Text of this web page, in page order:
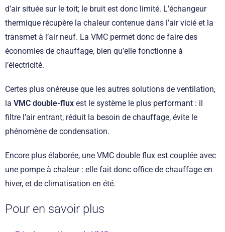
d’air située sur le toit; le bruit est donc limité. L’échangeur
thermique récupère la chaleur contenue dans l’air vicié et la
transmet à l’air neuf. La VMC permet donc de faire des
économies de chauffage, bien qu’elle fonctionne à
l’électricité.
Certes plus onéreuse que les autres solutions de ventilation,
la VMC double-flux est le système le plus performant : il
filtre l’air entrant, réduit la besoin de chauffage, évite le
phénomène de condensation.
Encore plus élaborée, une VMC double flux est couplée avec
une pompe à chaleur : elle fait donc office de chauffage en
hiver, et de climatisation en été.
Pour en savoir plus